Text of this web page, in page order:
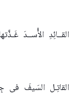
القــائِدِ الأُســدَ غَـذَّتها
القاتِـلِ السَيفَ في